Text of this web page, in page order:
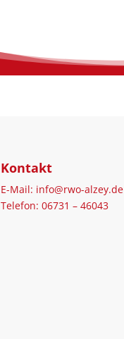
Kontakt
E-Mail: info@rwo-alzey.de
Telefon: 06731 – 46043